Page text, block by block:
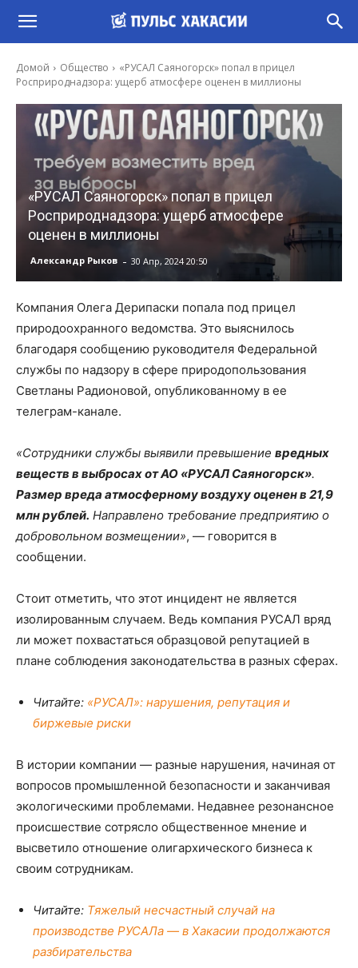
Домой Общество
«РУСАЛ Саяногорск» попал в прицел
Росприроднадзора: ущерб атмосфере оценен в миллионы
«РУСАЛ Саяногорск» попал в прицел
Росприроднадзора: ущерб атмосфере
оценен в миллионы
Александр Рыков - 30 Апр, 2024 20:50
Компания Олега Дерипаски попала под прицел
природоохранного ведомства. Это выяснилось
благодаря сообщению руководителя Федеральной
службы по надзору в сфере природопользования
Светланы Радионовой, опубликованному в ее
телеграм-канале.
«Сотрудники службы выявили превышение вредных
веществ в выбросах от АО «РУСАЛ Саяногорск».
Размер вреда атмосферному воздуху оценен в 21,9
млн рублей. Направлено требование предприятию о
добровольном возмещении», — говорится в
сообщении.
Стоит отметить, что этот инцидент не является
изолированным случаем. Ведь компания РУСАЛ вряд
ли может похвастаться образцовой репутацией в
плане соблюдения законодательства в разных сферах.
Читайте: «РУСАЛ»: нарушения, репутация и
биржевые риски
В истории компании — разные нарушения, начиная от
вопросов промышленной безопасности и заканчивая
экологическими проблемами. Недавнее резонансное
происшествие сотрясло общественное мнение и
высветило отношение олигархического бизнеса к
своим сотрудникам.
Читайте: Тяжелый несчастный случай на
производстве РУСАЛа — в Хакасии продолжаются
разбирательства